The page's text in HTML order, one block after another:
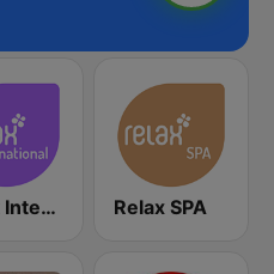
Relax International Relax SPA